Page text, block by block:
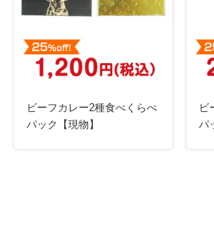
ビーフカレー2種食べくらべ
パック【現物】
ビ
パ